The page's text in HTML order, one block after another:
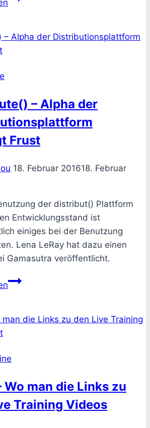
für
Spieleentwickler
– Alpha der
Frust
18. Februar 201618. Februar
der distribut() Plattform
Entwicklungsstand ist
einiges bei der Benutzung
Lena LeRay hat dazu einen
Gamasutra veröffentlicht.
distribute()
der
Frust
Wo man die Links zu
Training Videos